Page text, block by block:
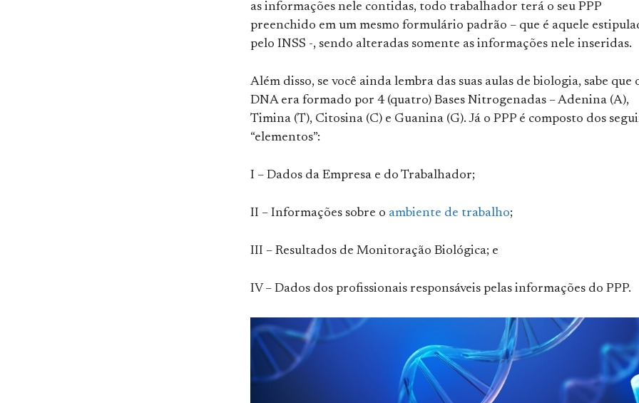
as informações nele contidas, todo trabalhador terá o seu PPP
preenchido em um mesmo formulário padrão – que é aquele
pelo INSS -, sendo alteradas somente as informações nele inseridas.
Além disso, se você ainda lembra das suas aulas de biologia, sabe que
DNA era formado por 4 (quatro) Bases Nitrogenadas – Adenina (A),
Timina (T), Citosina (C) e Guanina (G). Já o PPP é composto dos
“elementos”:
I – Dados da Empresa e do Trabalhador;
II – Informações sobre o ambiente de trabalho;
III – Resultados de Monitoração Biológica; e
IV – Dados dos profissionais responsáveis pelas informações do PPP.